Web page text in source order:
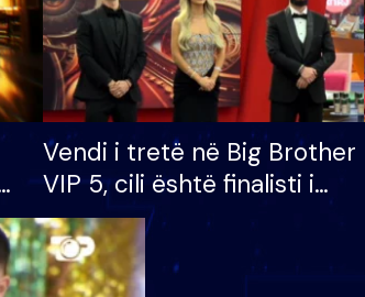
Vendi i tretë në Big Brother
VIP 5, cili është finalisti i
radhës që lë shtëpinë